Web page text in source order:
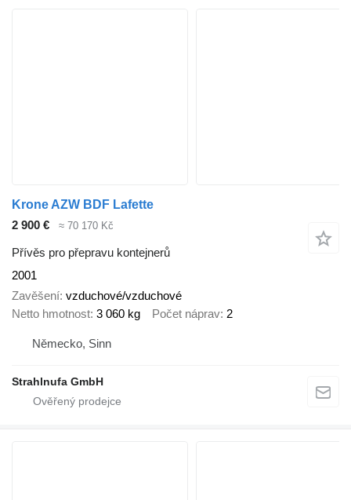
Krone AZW BDF Lafette
2 900 €
≈ 70 170 Kč
Přívěs pro přepravu kontejnerů
2001
Zavěšení vzduchové/vzduchové
Netto hmotnost 3 060 kg Počet náprav 2
Německo, Sinn
Strahlnufa GmbH